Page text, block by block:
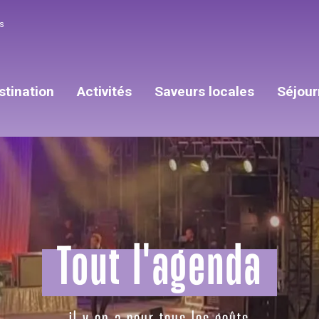
Activités Saveurs locales
Tout l'agenda